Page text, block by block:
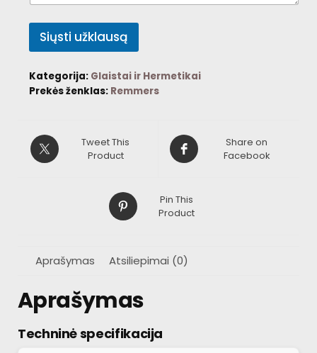
Siųsti užklausą
Kategorija: Glaistai ir Hermetikai
Prekės ženklas: Remmers
Tweet This
Product
Share on
Facebook
Pin This
Product
Aprašymas Atsiliepimai (0)
Aprašymas
Techninė specifikacija